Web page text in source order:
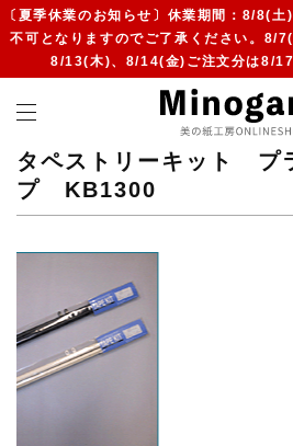
〔夏季休業のお知らせ〕休業期間：8/8(
不可となりますのでご了承ください。8/
8/13(木)、8/14(金)ご注文分は8/
タペストリーキット プ
プ KB1300